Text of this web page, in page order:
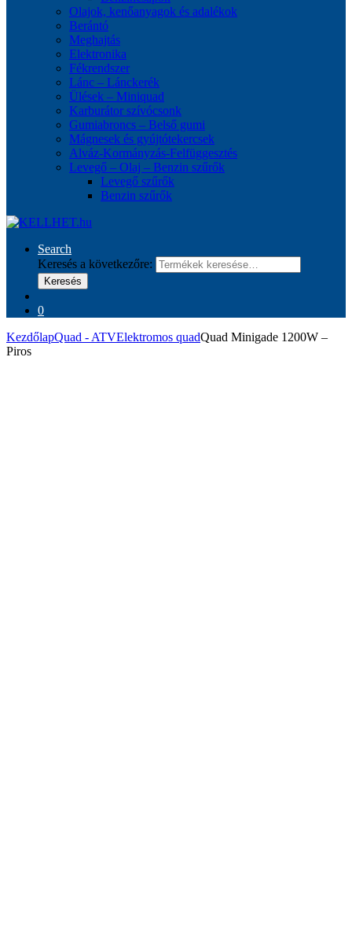
Olajok, kenőanyagok és adalékok
Berántó
Meghajtás
Elektronika
Fékrendszer
Lánc – Lánckerék
Ülések – Miniquad
Karburátor szívócsonk
Gumiabroncs – Belső gumi
Mágnesek és gyújtótekercsek
Alváz-Kormányzás-Felfüggesztés
Levegő – Olaj – Benzin szűrők
Levegő szűrők
Benzin szűrők
Search
Keresés a következőre:
Keresés
0
KezdőlapQuad - ATVElektromos quadQuad Minigade 1200W –
Piros